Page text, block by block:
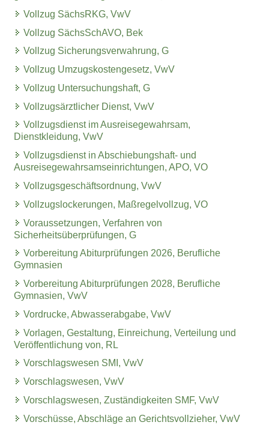
Vollzug SächsRKG, VwV
Vollzug SächsSchAVO, Bek
Vollzug Sicherungsverwahrung, G
Vollzug Umzugskostengesetz, VwV
Vollzug Untersuchungshaft, G
Vollzugsärztlicher Dienst, VwV
Vollzugsdienst im Ausreisegewahrsam,
Dienstkleidung, VwV
Vollzugsdienst in Abschiebungshaft- und
Ausreisegewahrsamseinrichtungen, APO, VO
Vollzugsgeschäftsordnung, VwV
Vollzugslockerungen, Maßregelvollzug, VO
Voraussetzungen, Verfahren von
Sicherheitsüberprüfungen, G
Vorbereitung Abiturprüfungen 2026, Berufliche
Gymnasien
Vorbereitung Abiturprüfungen 2028, Berufliche
Gymnasien, VwV
Vordrucke, Abwasserabgabe, VwV
Vorlagen, Gestaltung, Einreichung, Verteilung und
Veröffentlichung von, RL
Vorschlagswesen SMI, VwV
Vorschlagswesen, VwV
Vorschlagswesen, Zuständigkeiten SMF, VwV
Vorschüsse, Abschläge an Gerichtsvollzieher, VwV